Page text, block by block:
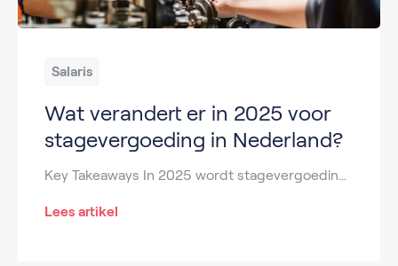
Salaris
Wat verandert er in 2025 voor
stagevergoeding in Nederland?
Lees artikel